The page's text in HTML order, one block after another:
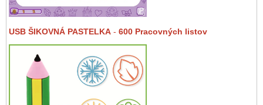
USB ŠIKOVNÁ PASTELKA - 600 Pracovných listov